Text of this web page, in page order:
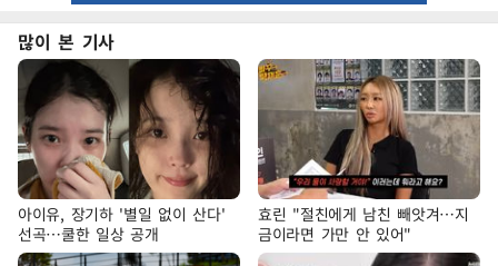
많이 본 기사
아이유, 장기하 '별일 없이 산다'
선곡…쿨한 일상 공개
효린 "절친에게 남친 빼앗겨…지
금이라면 가만 안 있어"